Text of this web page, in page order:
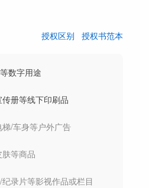
授权区别 授权书范本
数字用途
册等线下印刷品
/车身等户外广告
等商品
录片等影视作品或栏目